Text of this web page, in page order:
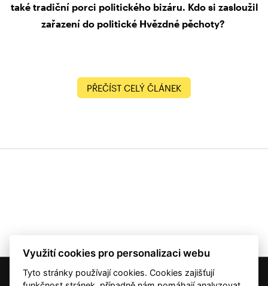
také tradiční porci politického bizáru. Kdo si zasloužil
zařazení do politické Hvězdné pěchoty?
PŘEČÍST CELÝ ČLÁNEK
© 2001 — 2026 Copyright CMI News a dodavatelé obsahu. |
Využití cookies pro personalizaci webu
Tyto stránky používají cookies. Cookies zajišťují